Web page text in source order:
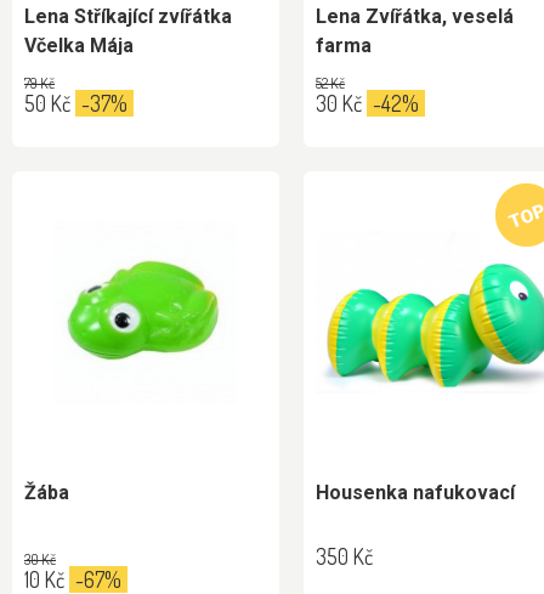
Lena Stříkající zvířátka
Včelka Mája
79 Kč
50 Kč -37%
Lena Zvířátka, veselá
farma
52 Kč
30 Kč -42%
Žába
30 Kč
10 Kč -67%
Housenka nafukovací
350 Kč